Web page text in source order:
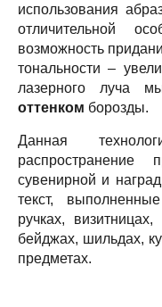
использования
отличительной
возможность
тональности –
лазерного луча
оттенком борозды.
Данная
распространение
сувенирной и
текст,
ручках,
бейджах, шильдах,
предметах.